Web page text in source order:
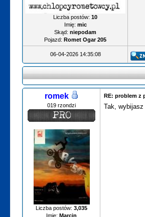
Liczba postów:10
Imię: mic
Skąd: niepodam
Pojazd: Romet Ogar 205
06-04-2026 14:35:08
romek
019 rzondzi
Liczba postów:3,035
Imię: Marcin
RE: problem z
Tak, wybijasz